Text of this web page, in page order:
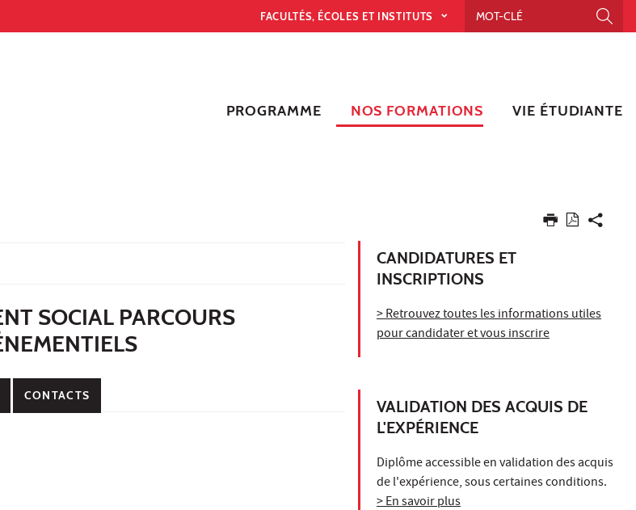
FACULTÉS, ÉCOLES ET INSTITUTS
PROGRAMME NOS FORMATIONS VIE ÉTUDIANTE
SOCIAL PARCOURS
CONTACTS
CANDIDATURES ET
INSCRIPTIONS
> Retrouvez toutes les informations utiles
pour candidater et vous inscrire
VALIDATION DES ACQUIS DE
L'EXPÉRIENCE
Diplôme accessible en validation des acquis
de l'expérience, sous certaines conditions.
> En savoir plus